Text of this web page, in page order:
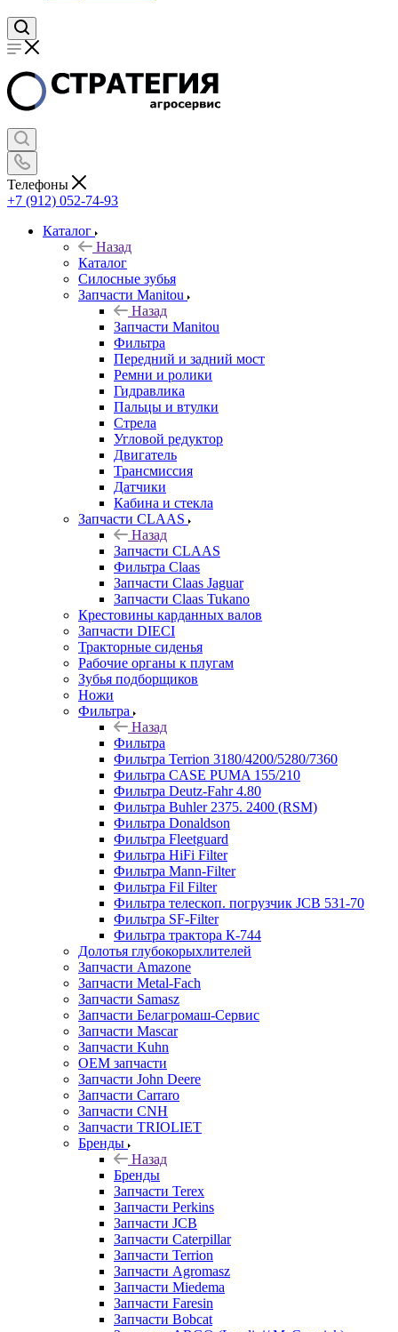
Телефоны
+7 (912) 052-74-93
Каталог
Назад
Каталог
Cилосные зубья
Запчасти Manitou
Назад
Запчасти Manitou
Фильтра
Передний и задний мост
Ремни и ролики
Гидравлика
Пальцы и втулки
Стрела
Угловой редуктор
Двигатель
Трансмиссия
Датчики
Кабина и стекла
Запчасти CLAAS
Назад
Запчасти CLAAS
Фильтра Claas
Запчасти Claas Jaguar
Запчасти Claas Tukano
Крестовины карданных валов
Запчасти DIECI
Тракторные сиденья
Рабочие органы к плугам
Зубья подборщиков
Ножи
Фильтра
Назад
Фильтра
Фильтра Terrion 3180/4200/5280/7360
Фильтра CASE PUMA 155/210
Фильтра Deutz-Fahr 4.80
Фильтра Buhler 2375. 2400 (RSM)
Фильтра Donaldson
Фильтра Fleetguard
Фильтра HiFi Filter
Фильтра Mann-Filter
Фильтра Fil Filter
Фильтра телескоп. погрузчик JCB 531-70
Фильтра SF-Filter
Фильтра трактора К-744
Долотья глубокорыхлителей
Запчасти Amazone
Запчасти Metal-Fach
Запчасти Samasz
Запчасти Белагромаш-Сервис
Запчасти Mascar
Запчасти Kuhn
OEM запчасти
Запчасти John Deere
Запчасти Carraro
Запчасти CNH
Запчасти TRIOLIET
Бренды
Назад
Бренды
Запчасти Terex
Запчасти Perkins
Запчасти JCB
Запчасти Caterpillar
Запчасти Terrion
Запчасти Agromasz
Запчасти Miedema
Запчасти Faresin
Запчасти Bobcat